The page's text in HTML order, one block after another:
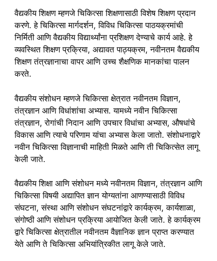
वैद्यकीय शिक्षण म्हणजे चिकित्सा शिक्षणासाठी विशेष शिक्षण प्रदान
करणे. हे चिकित्सा मार्गदर्शन, विविध चिकित्सा पाठयक्रमांची
निर्मिती आणि वैद्यकीय विद्यार्थ्यांना प्रशिक्षण देण्याचे कार्य आहे. हे
व्यवस्थित शिक्षण प्रक्रिया, अद्यावत पाठ्यक्रम, नवीनतम वैद्यकीय
शिक्षण तंत्रज्ञानाचा वापर आणि उच्च शैक्षणिक मानकांचा पालन
करते.
वैद्यकीय संशोधन म्हणजे चिकित्सा क्षेत्रात नवीनतम विज्ञान,
तंत्रज्ञान आणि विधांशांचा अभ्यास. यामध्ये नवीन चिकित्सा
तंत्रज्ञान, रोगांची निदान आणि उपचार विधांचा अभ्यास, औषधांचे
विकास आणि त्याचे परिणाम यांचा अभ्यास केला जातो. संशोधनाद्वारे
नवीन चिकित्सा विज्ञानाची माहिती मिळते आणि ती चिकित्सेत लागू
केली जाते.
वैद्यकीय शिक्षा आणि संशोधन मध्ये नवीनतम विज्ञान, तंत्रज्ञान आणि
चिकित्सा विषयी अद्यापित ज्ञान योग्यतांना आणण्यासाठी विविध
संघटना, संस्था आणि संशोधन संघटनांद्वारे कार्यक्रम, कार्यशाळा,
संगोष्ठी आणि संशोधन प्रक्रिया आयोजित केली जाते. हे कार्यक्रम
द्वारे चिकित्सा क्षेत्रातील नवीनतम वैज्ञानिक ज्ञान प्राप्त करण्यात
येते आणि ते चिकित्सा अभियांत्रिकीत लागू केले जाते.